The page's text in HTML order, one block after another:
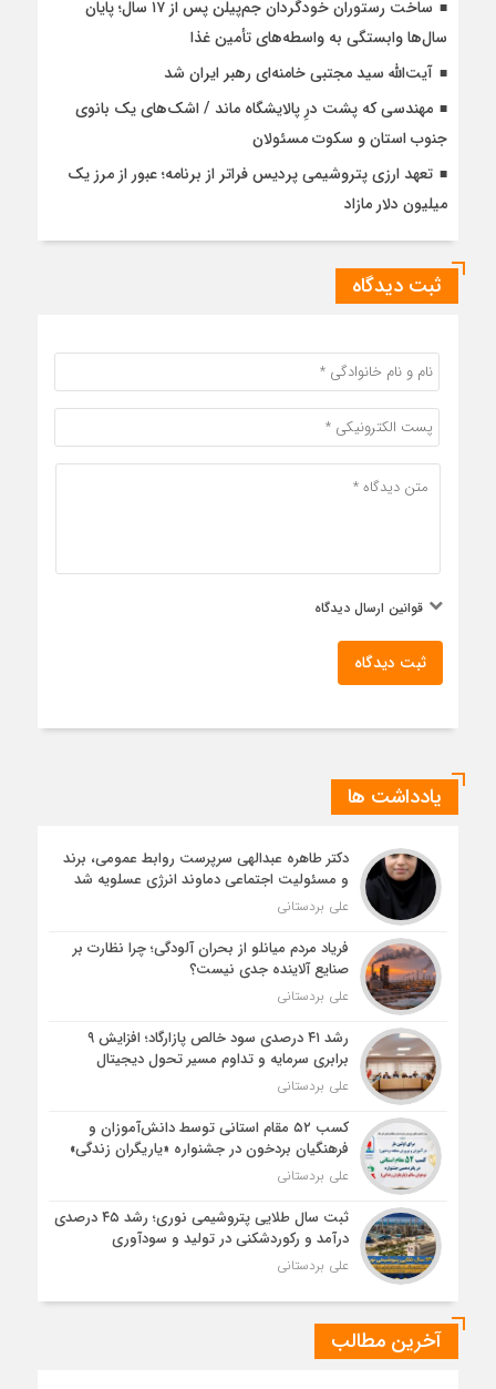
ساخت رستوران خودگردان جم‌پیلن پس از ۱۷ سال؛ پایان
سال‌ها وابستگی به واسطه‌های تأمین غذا
آیت‌الله سید مجتبی خامنه‌ای رهبر ایران شد
مهندسی که پشت درِ پالایشگاه ماند / اشک‌های یک بانوی
جنوب استان و سکوت مسئولان
تعهد ارزی پتروشیمی پردیس فراتر از برنامه؛ عبور از مرز یک
میلیون دلار مازاد
ثبت دیدگاه
قوانین ارسال دیدگاه
ثبت دیدگاه
یادداشت ها
دکتر طاهره عبدالهی سرپرست روابط عمومی، برند
و مسئولیت اجتماعی دماوند انرژی عسلویه شد
علی بردستانی
فریاد مردم میانلو از بحران آلودگی؛ چرا نظارت بر
صنایع آلاینده جدی نیست؟
علی بردستانی
رشد ۴۱ درصدی سود خالص پازارگاد؛ افزایش ۹
برابری سرمایه و تداوم مسیر تحول دیجیتال
علی بردستانی
کسب ۵۲ مقام استانی توسط دانش‌آموزان و
فرهنگیان بردخون در جشنواره «یاریگران زندگی»
علی بردستانی
ثبت سال طلایی پتروشیمی نوری؛ رشد ۴۵ درصدی
درآمد و رکوردشکنی در تولید و سودآوری
علی بردستانی
آخرین مطالب